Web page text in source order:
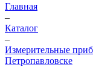
Главная
–
Каталог
–
Измерительные
Петропавловске